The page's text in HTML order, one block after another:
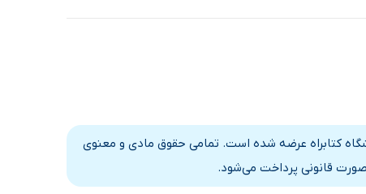
کتابراه عرضه شده است. تمامی حقوق مادی و معنوی
قانونی پرداخت می‌شود.